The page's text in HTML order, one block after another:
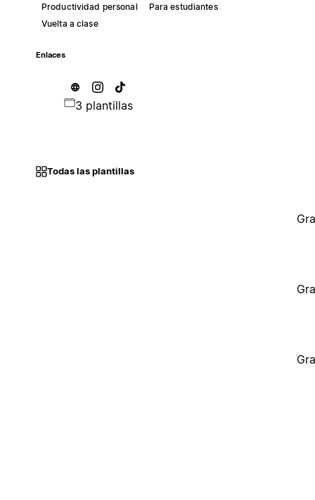
Productividad personal
Para estudiantes
Vuelta a clase
Enlaces
3 plantillas
Todas las plantillas